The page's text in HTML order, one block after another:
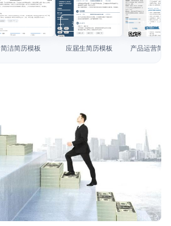
查看模板
简洁简历模板
查看模板
应届生简历模板
查看模板
产品运营简